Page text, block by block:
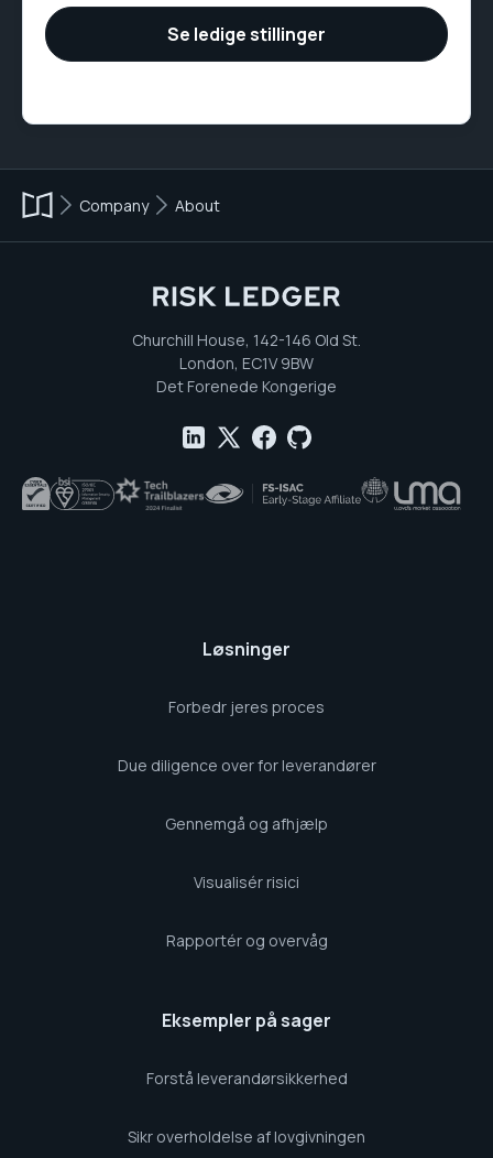
Se ledige stillinger
Company About
Churchill House, 142-146 Old St.
London, EC1V 9BW
Det Forenede Kongerige
Løsninger
Forbedr jeres proces
Due diligence over for leverandører
Gennemgå og afhjælp
Visualisér risici
Rapportér og overvåg
Eksempler på sager
Forstå leverandørsikkerhed
Sikr overholdelse af lovgivningen